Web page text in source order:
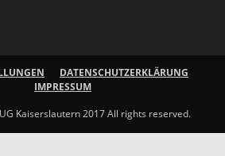
DATENSCHUTZERKLÄRUNG
IMPRESSUM
Kaiserslautern 2017 All rights reserved.